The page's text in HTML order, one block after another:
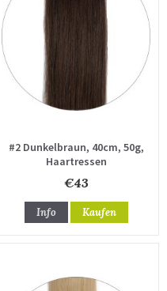
#2 Dunkelbraun, 40cm, 50g,
Haartressen
€43
Info Kaufen